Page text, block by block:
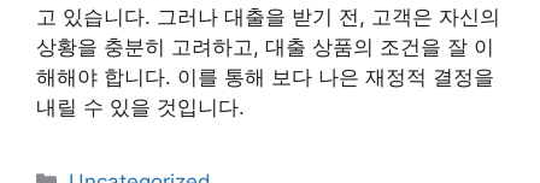
고 있습니다. 그러나 대출을 받기 전, 고객은 자신의
상황을 충분히 고려하고, 대출 상품의 조건을 잘 이
해해야 합니다. 이를 통해 보다 나은 재정적 결정을
내릴 수 있을 것입니다.
카